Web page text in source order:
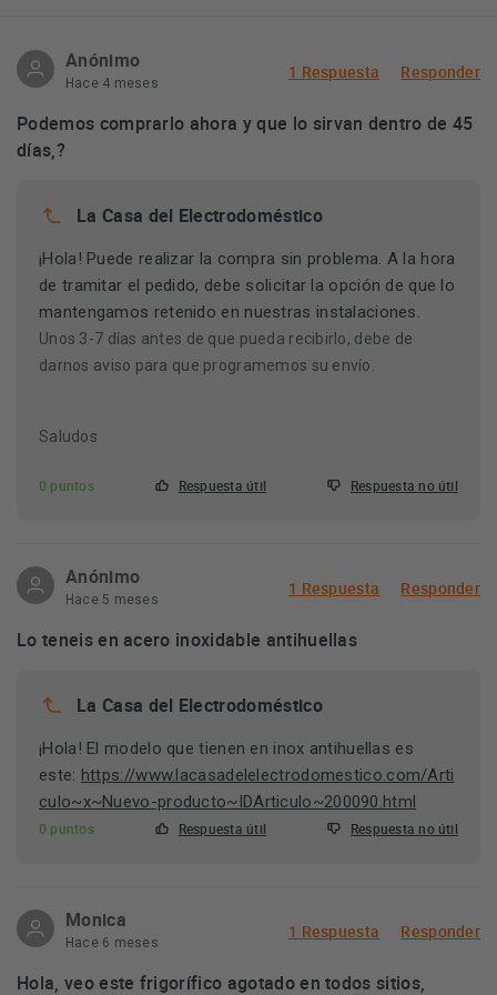
Anónimo
Hace 4 meses
1 Respuesta Responder
Podemos comprarlo ahora y que lo sirvan dentro de 45
días,?
La Casa del Electrodoméstico
¡Hola! Puede realizar la compra sin problema. A la hora
de tramitar el pedido, debe solicitar la opción de que lo
mantengamos retenido en nuestras instalaciones.
Unos 3-7 días antes de que pueda recibirlo, debe de
darnos aviso para que programemos su envío.
Saludos
0 puntos Respuesta útil Respuesta no útil
Anónimo
Hace 5 meses
1 Respuesta Responder
Lo teneis en acero inoxidable antihuellas
La Casa del Electrodoméstico
¡Hola! El modelo que tienen en inox antihuellas es
este: https://www.lacasadelelectrodomestico.com/Arti
culo~x~Nuevo-producto~IDArticulo~200090.html
0 puntos Respuesta útil Respuesta no útil
Monica
Hace 6 meses
1 Respuesta Responder
Hola, veo este frigorífico agotado en todos sitios,